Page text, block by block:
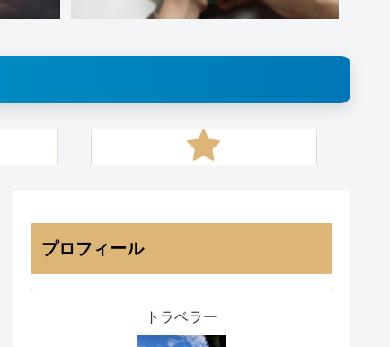
プロフィール
トラベラー